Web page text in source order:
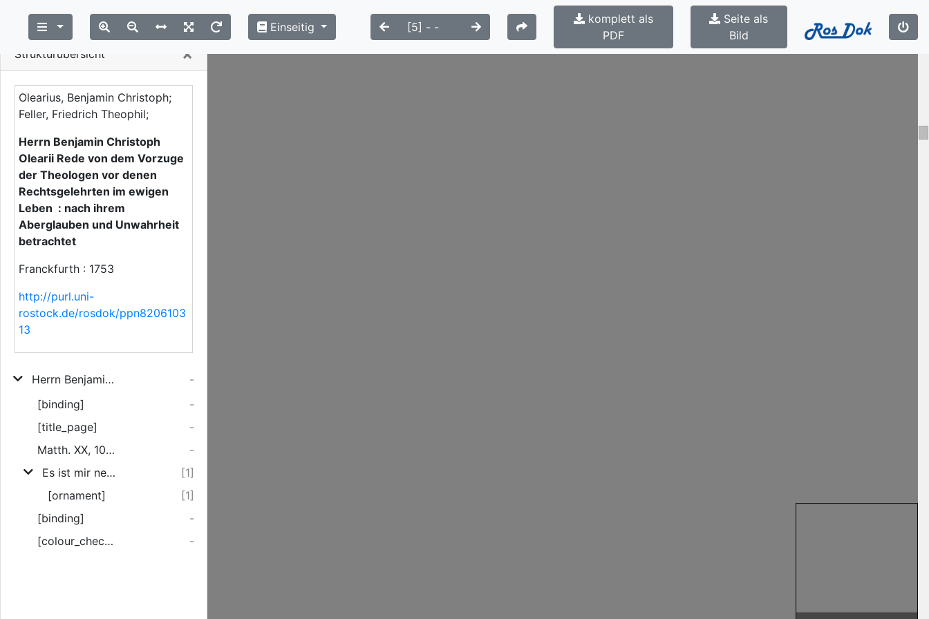
Strukturübersicht × Close
Olearius, Benjamin Christoph;
Feller, Friedrich Theophil;
Herrn Benjamin Christoph
Olearii Rede von dem Vorzuge
der Theologen vor denen
Rechtsgelehrten im ewigen
Leben : nach ihrem
Aberglauben und Unwahrheit
betrachtet
Franckfurth : 1753
http://purl.uni-
rostock.de/rosdok/ppn8206103
13
Herrn Benjamin Christoph Olearii Rede von dem Vorzuge der Theologen vor denen Rechtsgelehrten im ewigen Leben
-
[binding]
-
[title_page]
-
Matth. XX, 10. ...
-
Es ist mir neulich eine Rede zu Gesichte gekommen, worinne der Redner ...
[1]
[ornament]
[1]
[binding]
-
[colour_checker]
-
Einseitig
komplett als
PDF
Seite als
Bild